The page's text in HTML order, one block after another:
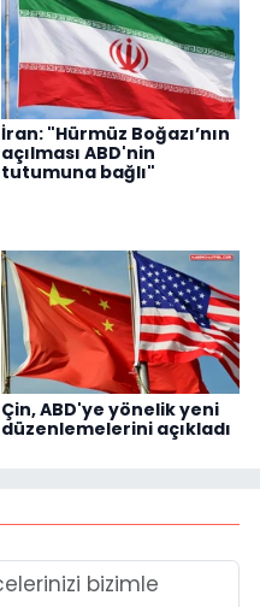
İran: "Hürmüz Boğazı’nın
açılması ABD'nin
tutumuna bağlı"
Çin, ABD'ye yönelik yeni
düzenlemelerini açıkladı